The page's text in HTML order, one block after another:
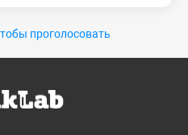
проголосовать